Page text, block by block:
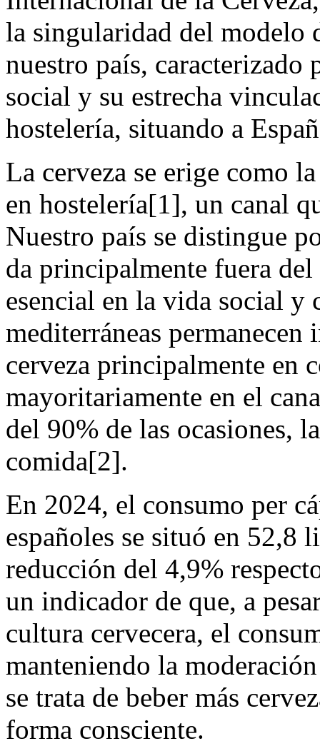
la singularidad del modelo
nuestro país,
social y su estrecha
hostelería, situando a
La cerveza se erige como
en hostelería[1], un canal
Nuestro país se distingue
da principalmente fuera
esencial en la vida social y
mediterráneas
cerveza principalmente en
mayoritariamente en el
del 90% de las ocasiones,
comida[2].
En 2024, el consumo per
españoles se situó en 52,8
reducción del 4,9%
un indicador de que, a
cultura cervecera, el
manteniendo la
se trata de beber más
forma consciente.